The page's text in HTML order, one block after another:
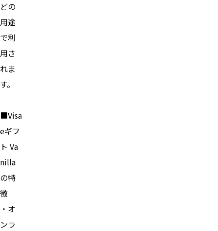
どの
用途
で利
用さ
れま
す。
■Visa
eギフ
ト Va
nilla
の特
徴
・オ
ンラ